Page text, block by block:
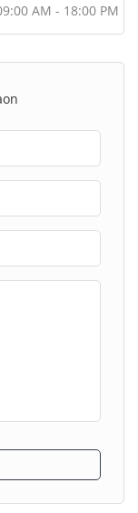
AM - 18:00 PM